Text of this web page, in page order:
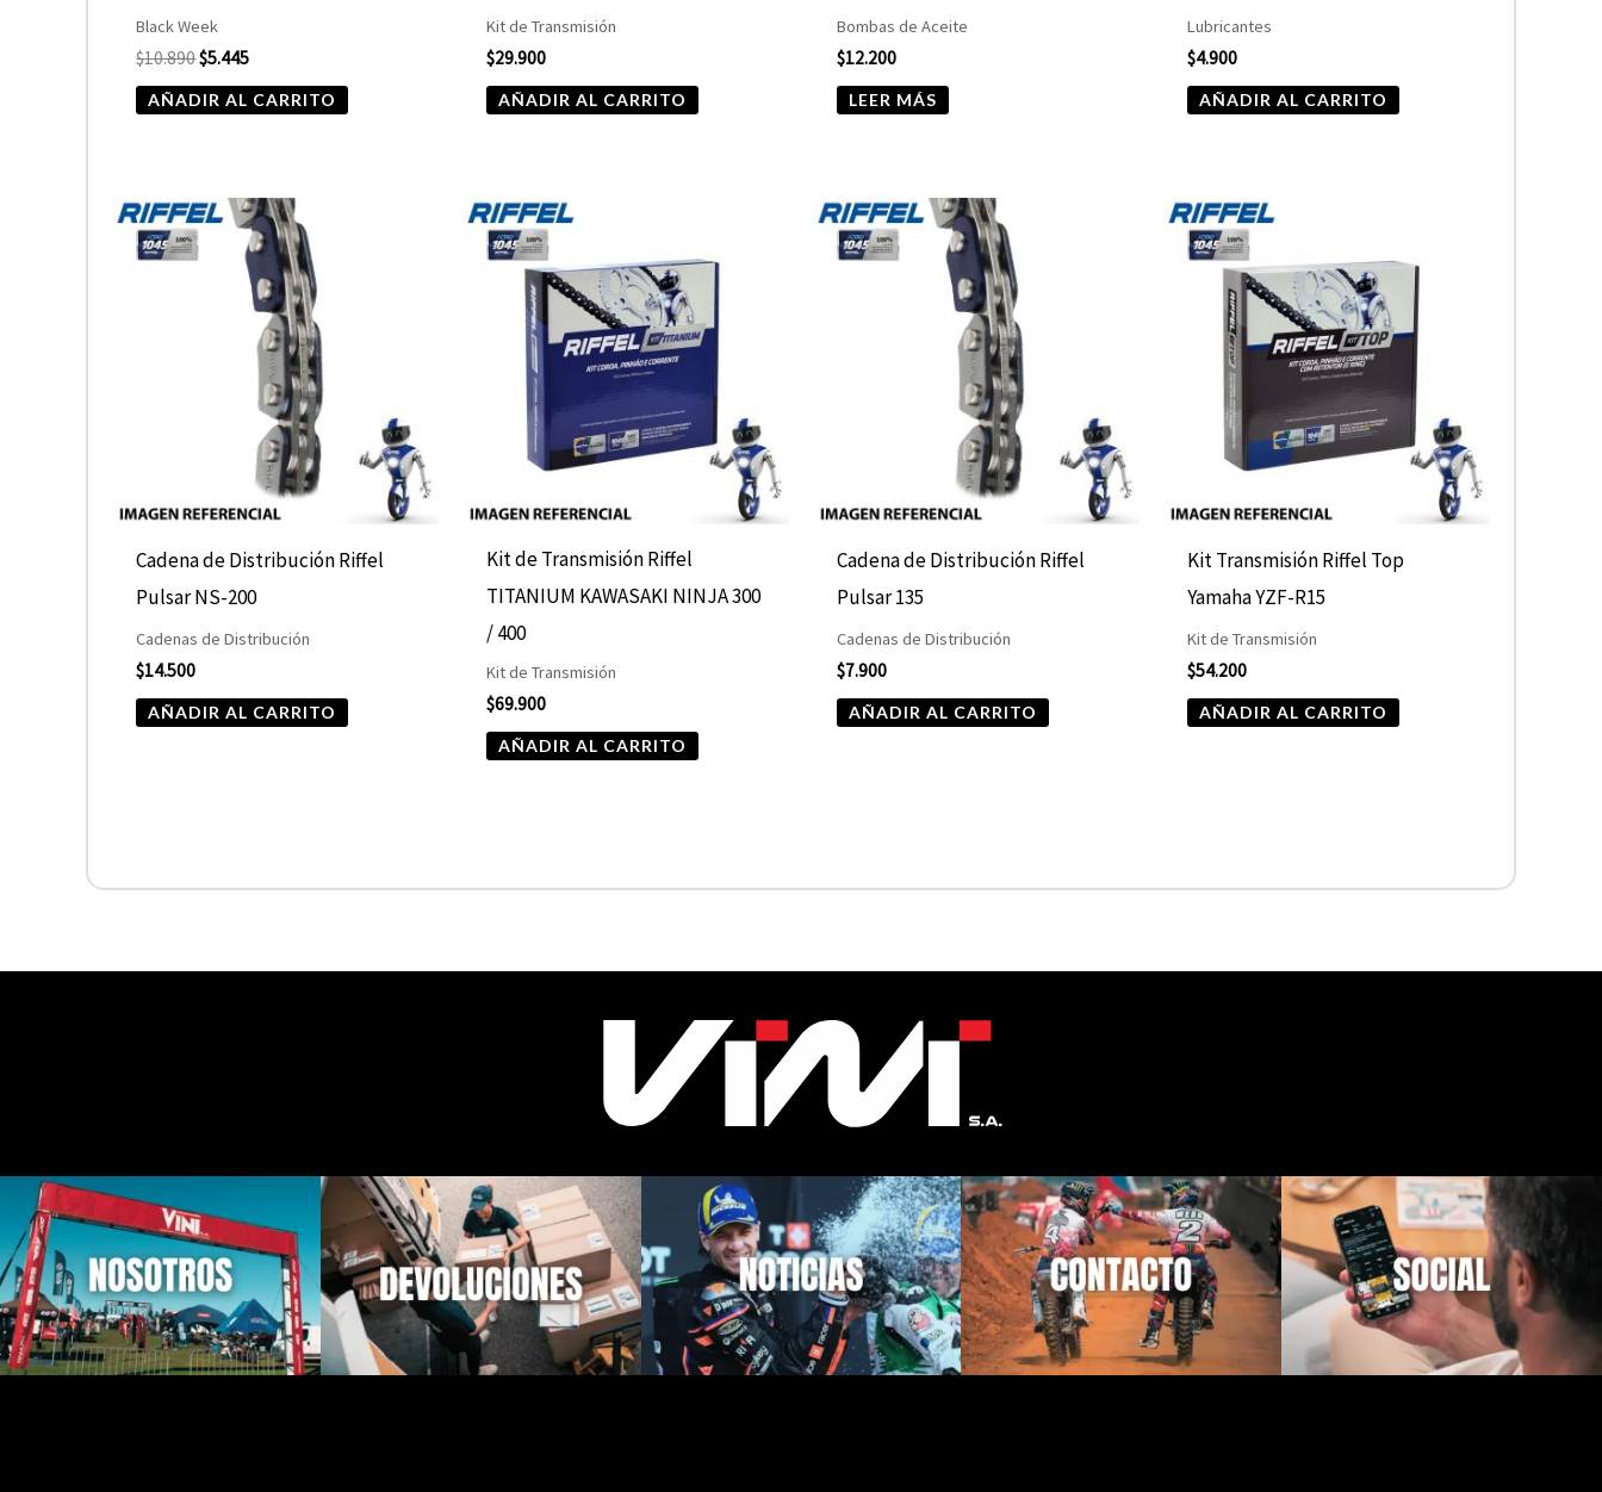
Black Week
$10.890$5.445
AÑADIR AL CARRITO
Kit de Transmisión
$29.900
AÑADIR AL CARRITO
Bombas de Aceite
$12.200
LEER MÁS
Lubricantes
$4.900
AÑADIR AL CARRITO
Cadena de Distribución Riffel
Pulsar NS-200
Cadenas de Distribución
$14.500
AÑADIR AL CARRITO
Kit de Transmisión Riffel
TITANIUM KAWASAKI NINJA 300
/ 400
Kit de Transmisión
$69.900
AÑADIR AL CARRITO
Cadena de Distribución Riffel
Pulsar 135
Cadenas de Distribución
$7.900
AÑADIR AL CARRITO
Kit Transmisión Riffel Top
Yamaha YZF-R15
Kit de Transmisión
$54.200
AÑADIR AL CARRITO